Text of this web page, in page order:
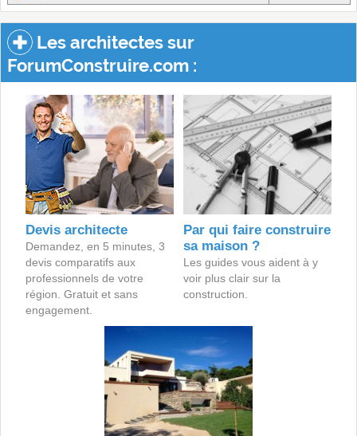
Les architectes sur
ForumConstruire.com :
Devis architecte
Demandez, en 5 minutes, 3
devis comparatifs aux
professionnels de votre
région. Gratuit et sans
engagement.
Par qui faire construire
sa maison ?
Les guides vous aident à y
voir plus clair sur la
construction.